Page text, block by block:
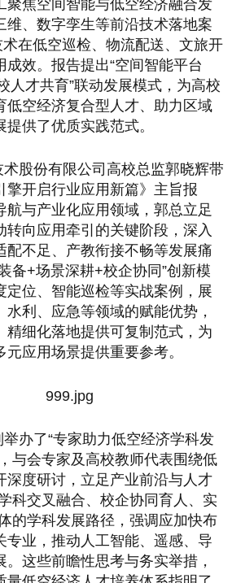
聚焦空间智能与低空经济融合发
维、数字孪生等前沿技术落地案
在低空巡检、物流配送、文旅开
成效。报告提出“空间智能平台
人才共育”联动发展模式，为高校
低空经济复合型人才、助力区域
供了优质实践范式。
股份有限公司高校总监郭晓辉带
擎开启行业应用新篇》主旨报
航与产业化应用领域，郭总立足
转向应用牵引的关键阶段，深入
配不足、产教衔接不畅等发展痛
备+场景深耕+校企协同”创新模
定位、智能巡检等实战案例，展
利、应急等领域的赋能优势，
精细化落地提供可复制范式，为
应用场景提供重要参考。
办了“专家助力低空经济学科发
与会专家及高校教师代表围绕低
深度研讨，立足产业前沿与人才
科交叉融合、校企协同育人、实
的学科发展路径，强调应加快布
专业，推动人工智能、遥感、导
这些前瞻性思考与务实举措，